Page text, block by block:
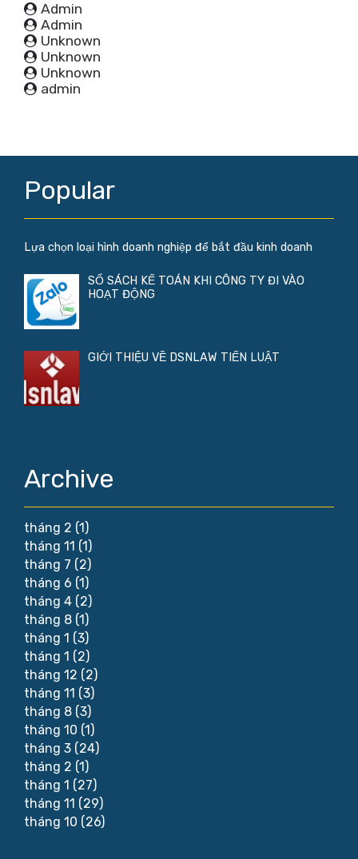
Admin
Admin
Unknown
Unknown
Unknown
admin
Popular
Lựa chọn loại hình doanh nghiệp để bắt đầu kinh doanh
SỔ SÁCH KẾ TOÁN KHI CÔNG TY ĐI VÀO
HOẠT ĐỘNG
GIỚI THIỆU VỀ DSNLAW TIẾN LUẬT
Archive
tháng 2 (1)
tháng 11 (1)
tháng 7 (2)
tháng 6 (1)
tháng 4 (2)
tháng 8 (1)
tháng 1 (3)
tháng 1 (2)
tháng 12 (2)
tháng 11 (3)
tháng 8 (3)
tháng 10 (1)
tháng 3 (24)
tháng 2 (1)
tháng 1 (27)
tháng 11 (29)
tháng 10 (26)